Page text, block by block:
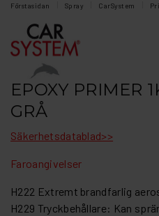
Förstasidan Spray CarSystem
EPOXY PRIMER
GRÅ
Säkerhetsdatablad>>
Faroangivelser
H222 Extremt brandfarlig
H229 Tryckbehållare: Kan